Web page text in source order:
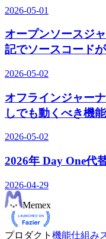
2026-05-01
オープンソースジ
記でソースコード
2026-05-02
オフラインジャー
しでも動くべき機能
2026-05-02
2026年 Day One代
2026-04-29
Memex
プロダクト 機能仕組み